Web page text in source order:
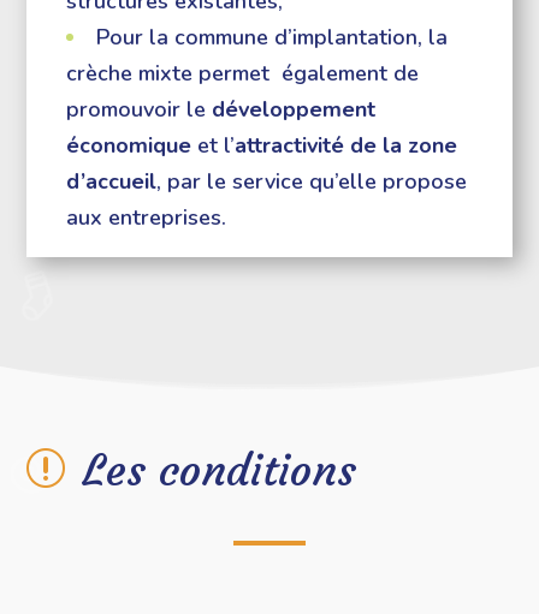
Pour la commune d’implantation, la
crèche mixte permet également de
promouvoir le développement
économique et l’attractivité de la zone
d’accueil, par le service qu’elle propose
aux entreprises.
r Les conditions